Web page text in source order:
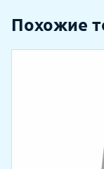
Похожие